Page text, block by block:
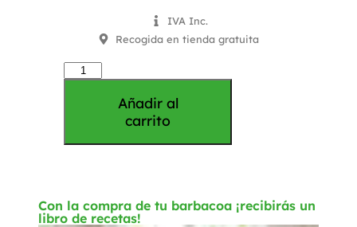
IVA Inc.
Recogida en tienda gratuita
Añadir al
carrito
Con la compra de tu barbacoa ¡recibirás un
libro de recetas!